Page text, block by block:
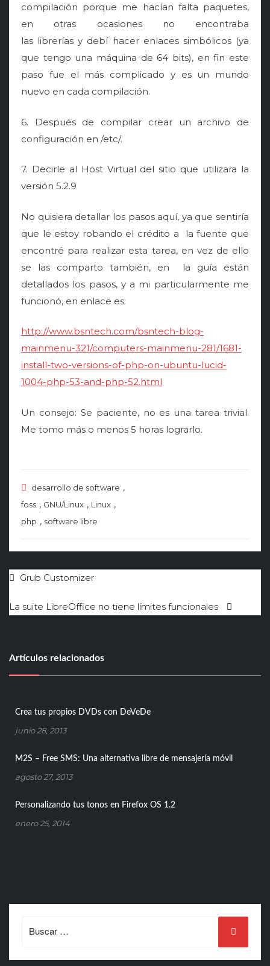
compilación porque me hacían falta paquetes,
en otras ocasiones no encontraba
las librerías y debí hacer enlaces simbólicos (ya
que tengo una máquina de 64 bits), en fin este
paso fue el más complicado y es un mundo
nuevo en cada compilación.
6. Después de compilar crear un archivo de
configuración en /etc/.
7. Decirle al Host Virtual del sitio que utilizara la
versión 5.2.9
No quisiera detallar los pasos aquí, ya que sentiría
que le estoy robando el crédito a la fuente que
encontré para realizar esta tarea, en vez de ello
se las comparto también, en la guía están
detallados los pasos, y a mi particularmente me
funcionó, en enlace es:
http://www.bsntech.com/bsntech-blog-
mainmenu-321/computers-mainmenu-281/1681-
install-two-versions-of-php-on-ubuntu-lucid-
1004-php-53-and-php-52.html
Un consejo: Se paciente, no es una tarea trivial.
Me tomo más o menos 5 horas lograrlo.
desarrollo de software ,
foss , GNU/Linux , Linux ,
php , software libre
Navegación
entradas
Grub Customizer
La suite LibreOffice no tiene límites funcionales
Artículos relacionados
Crea tus propios DVDs con DeVeDe
junio 28, 2013
M2S – Free SMS: Una alternativa libre de mensajería móvil
agosto 27, 2013
Personalizando tus tonos en Firefox OS 1.2
enero 25, 2014
for: